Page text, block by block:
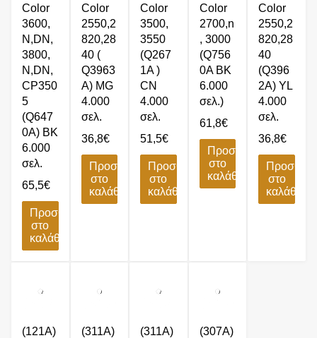
Color
3600,
N,DN,
3800,
N,DN,
CP350
5
(Q647
0A) BK
6.000
σελ.
65,5€
Προσθήκη
στο
καλάθι
Color
2550,2
820,28
40 (
Q3963
A) MG
4.000
σελ.
36,8€
Προσθήκη
στο
καλάθι
Color
3500,
3550
(Q267
1A )
CN
4.000
σελ.
51,5€
Προσθήκη
στο
καλάθι
Color
2700,n
, 3000
(Q756
0A BK
6.000
σελ.)
61,8€
Προσθήκη
στο
καλάθι
Color
2550,2
820,28
40
(Q396
2A) YL
4.000
σελ.
36,8€
στο
καλάθι
(121A)
(311A)
(311A)
(307A)